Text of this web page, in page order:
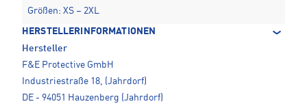
Größen: XS – 2XL
HERSTELLERINFORMATIONEN
Hersteller
F&E Protective GmbH
Industriestraße 18, (Jahrdorf)
DE - 94051 Hauzenberg (Jahrdorf)